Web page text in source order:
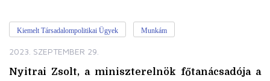
Kiemelt Társadalompolitikai Ügyek Munkám
2023. SZEPTEMBER 29.
Nyitrai Zsolt, a miniszterelnök főtanácsadója a